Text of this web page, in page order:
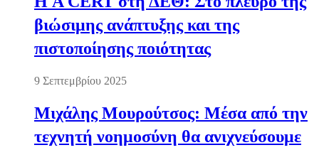
βιώσιμης ανάπτυξης και της
πιστοποίησης ποιότητας
9 Σεπτεμβρίου 2025
Μιχάλης Μουρούτσος: Μέσα από την
τεχνητή νοημοσύνη θα ανιχνεύσουμε